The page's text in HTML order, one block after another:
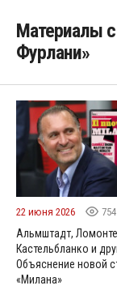
Материалы
Фурлани»
22 июня 2026 754
Альмштадт,
Кастельбланко и
Объяснение новой
«Милана»